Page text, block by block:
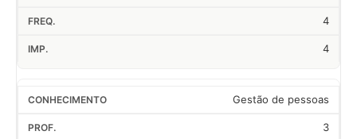
4
4
Gestão de pessoas
3